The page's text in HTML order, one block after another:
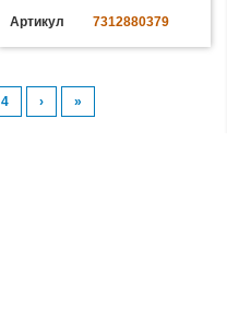
Артикул 7312880379
4 › »